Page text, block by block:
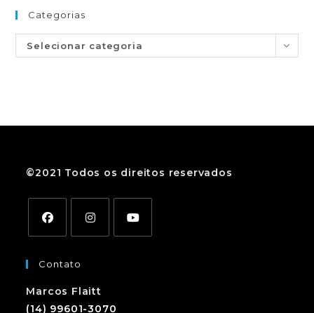
Categorias
Selecionar categoria
©2021 Todos os direitos reservados
Contato
Marcos Flaitt
(14) 99601-3070